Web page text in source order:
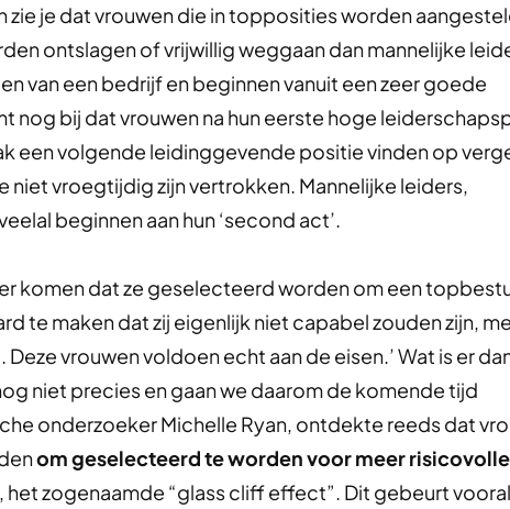
zie je dat vrouwen die in topposities worden
ontslagen of vrijwillig weggaan dan mannelijke
van een bedrijf en beginnen vanuit een zeer goede
nog bij dat vrouwen na hun eerste hoge
een volgende leidinggevende positie vinden op
niet vroegtijdig zijn vertrokken. Mannelijke leiders,
beginnen aan hun ‘second act’.
komen dat ze geselecteerd worden om een
te maken dat zij eigenlijk niet capabel zouden zijn,
vrouwen voldoen echt aan de eisen.’ Wat is er
niet precies en gaan we daarom de komende tijd
onderzoeker Michelle Ryan, ontdekte reeds dat
om geselecteerd te worden voor meer risicovolle
, het zogenaamde “glass cliff effect”. Dit gebeurt